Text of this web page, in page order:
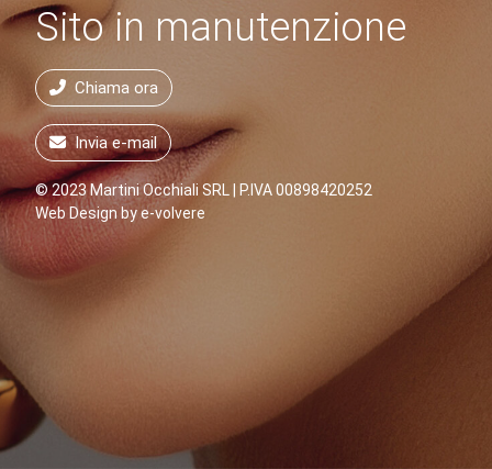
Sito in manutenzione
Chiama ora
Invia e-mail
© 2023 Martini Occhiali SRL | P.IVA 00898420252
Web Design bye-volvere